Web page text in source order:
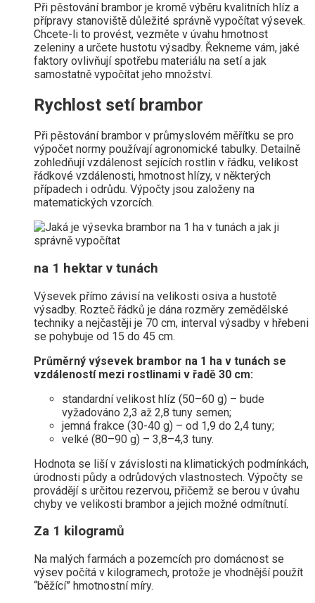
Při pěstování brambor je kromě výběru kvalitních hlíz a
přípravy stanoviště důležité správně vypočítat výsevek.
Chcete-li to provést, vezměte v úvahu hmotnost
zeleniny a určete hustotu výsadby. Řekneme vám, jaké
faktory ovlivňují spotřebu materiálu na setí a jak
samostatně vypočítat jeho množství.
Rychlost setí brambor
Při pěstování brambor v průmyslovém měřítku se pro
výpočet normy používají agronomické tabulky. Detailně
zohledňují vzdálenost sejících rostlin v řádku, velikost
řádkové vzdálenosti, hmotnost hlízy, v některých
případech i odrůdu. Výpočty jsou založeny na
matematických vzorcích.
na 1 hektar v tunách
Výsevek přímo závisí na velikosti osiva a hustotě
výsadby. Rozteč řádků je dána rozměry zemědělské
techniky a nejčastěji je 70 cm, interval výsadby v hřebeni
se pohybuje od 15 do 45 cm.
Průměrný výsevek brambor na 1 ha v tunách se
vzdáleností mezi rostlinami v řadě 30 cm:
standardní velikost hlíz (50–60 g) – bude
vyžadováno 2,3 až 2,8 tuny semen;
jemná frakce (30-40 g) – od 1,9 do 2,4 tuny;
velké (80–90 g) – 3,8–4,3 tuny.
Hodnota se liší v závislosti na klimatických podmínkách,
úrodnosti půdy a odrůdových vlastnostech. Výpočty se
provádějí s určitou rezervou, přičemž se berou v úvahu
chyby ve velikosti brambor a jejich možné odmítnutí.
Za 1 kilogramů
Na malých farmách a pozemcích pro domácnost se
výsev počítá v kilogramech, protože je vhodnější použít
“běžící” hmotnostní míry.